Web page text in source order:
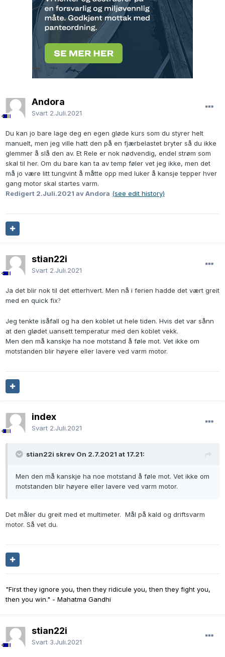
Andora
Svart 2.Juli.2021
Du kan jo bare lage deg en egen gløde kurs som du styrer helt
manuelt, men jeg ville hatt den på en fjærbelastet bryter så du ikke
glemmer å slå den av. Et Rele er nok nødvendig, endel strøm som
skal til her. Om du bare kan ta av temp føler vet jeg ikke, men det
må jo være litt tungvint å måtte opp med luker å kansje tepper hver
gang motor skal startes varm.
Redigert 2.Juli.2021 av Andora (see edit history)
stian22i
Svart 2.Juli.2021
Ja det blir nok til det etterhvert. Men nå i ferien hadde det vært greit
med en quick fix?
Jeg tenkte isåfall og ha den koblet ut hele tiden. Hvis det var sånn
at den glødet uansett temperatur med den koblet vekk.
Men den må kanskje ha noe motstand å føle mot. Vet ikke om
motstanden blir høyere eller lavere ved varm motor.
index
Svart 2.Juli.2021
stian22i skrev On 2.7.2021 at 17.21:
Men den må kanskje ha noe motstand å føle mot. Vet ikke om
motstanden blir høyere eller lavere ved varm motor.
Det måler du greit med et multimeter. Mål på kald og driftsvarm
motor. Så vet du.
"First they ignore you, then they ridicule you, then they fight you,
then you win." - Mahatma Gandhi
stian22i
Svart 3.Juli.2021